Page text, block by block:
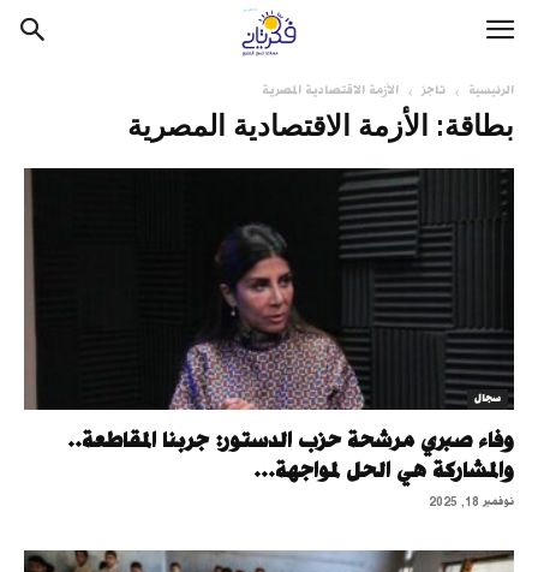
الرئيسية تاجز الأزمة الاقتصادية المصرية
بطاقة: الأزمة الاقتصادية المصرية
سجال
وفاء صبري مرشحة حزب الدستور: جربنا المقاطعة..
والمشاركة هي الحل لمواجهة...
نوفمبر 18, 2025